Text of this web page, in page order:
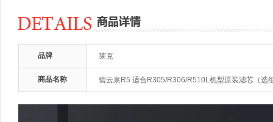
品牌 莱克
商品名称 碧云泉R5 适合R305/R306/R510L机型原装滤芯（选